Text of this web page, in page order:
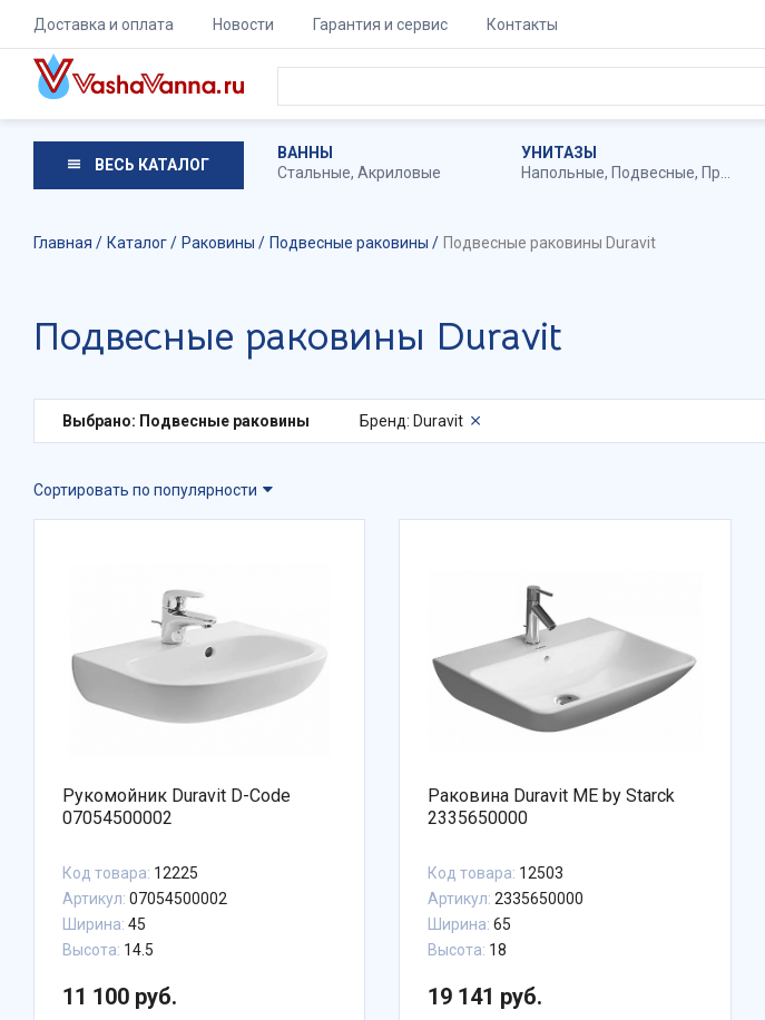
Доставка и оплата Новости Гарантия и сервис Контакты
ВЕСЬ КАТАЛОГ
ВАННЫ
Стальные, Акриловые
УНИТАЗЫ
Напольные, Подвесные, Приставные
Главная Каталог Раковины Подвесные раковины Подвесные раковины Duravit
Подвесные раковины Duravit
Выбрано: Подвесные раковины Бренд: Duravit
Сортировать по популярности
Рукомойник Duravit D-Code
07054500002
Код товара: 12225
Артикул: 07054500002
Ширина: 45
Высота: 14.5
11 100 руб.
Раковина Duravit ME by Starck
2335650000
Код товара: 12503
Артикул: 2335650000
Ширина: 65
Высота: 18
19 141 руб.